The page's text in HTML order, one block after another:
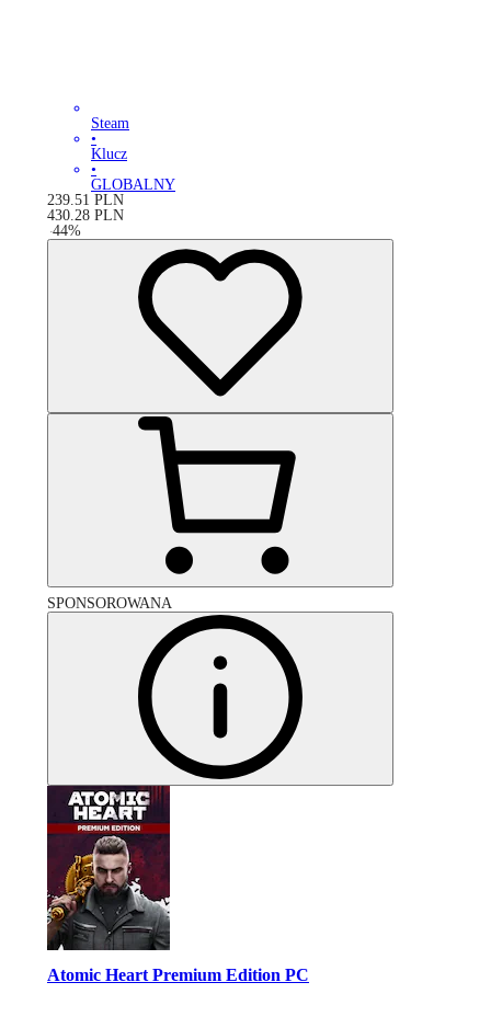
Steam
•
Klucz
•
GLOBALNY
239.51 PLN
430.28 PLN
-44%
SPONSOROWANA
Atomic Heart Premium Edition PC